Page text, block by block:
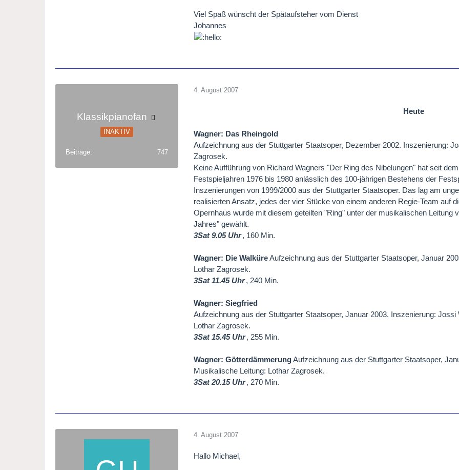
Viel Spaß wünscht der Spätaufsteher vom Dienst
Johannes
Klassikpianofan
INAKTIV
Beiträge 747
4. August 2007
Heute
Wagner: Das Rheingold
Aufzeichnung aus der Stuttgarter Staatsoper, Dezember 2002. Inszenierung:
Zagrosek.
Keine Aufführung von Richard Wagners "Der Ring des Nibelungen" hat seit
Festspieljahren 1976 bis 1980 anlässlich des 100-jährigen Bestehens der
Inszenierungen von 1999/2000 aus der Stuttgarter Staatsoper. Das lag am
realisierten Ansatz, jedes der vier Stücke von einem anderen Regie-Team auf
Opernhaus wurde mit diesem geteilten "Ring" unter der musikalischen
Jahres" gewählt.
3Sat 9.05 Uhr, 160 Min.
Wagner: Die WalküreAufzeichnung aus der Stuttgarter Staatsoper, Januar
Lothar Zagrosek.
3Sat 11.45 Uhr, 240 Min.
Wagner: Siegfried
Aufzeichnung aus der Stuttgarter Staatsoper, Januar 2003. Inszenierung:
Lothar Zagrosek.
3Sat 15.45 Uhr, 255 Min.
Wagner: GötterdämmerungAufzeichnung aus der Stuttgarter Staatsoper,
Musikalische Leitung: Lothar Zagrosek.
3Sat 20.15 Uhr, 270 Min.
4. August 2007
Hallo Michael,